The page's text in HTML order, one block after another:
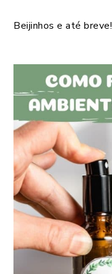
Beijinhos e até breve!